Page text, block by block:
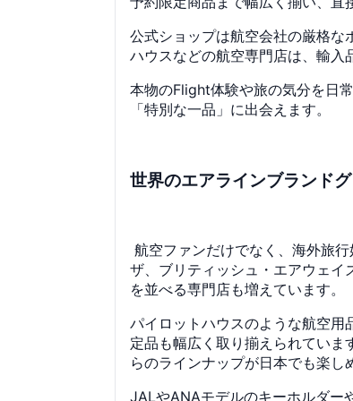
公式ショップは航空会社の厳格な
ハウスなどの航空専門店は、輸入
本物のFlight体験や旅の気分を日
「特別な一品」に出会えます。
世界のエアラインブランド
航空ファンだけでなく、海外旅
ザ、ブリティッシュ・エアウェ
を並べる専門店も増えています。
パイロットハウスのような航空用
定品も幅広く取り揃えられてい
らのラインナップが日本でも楽し
JALやANAモデルのキーホルダー